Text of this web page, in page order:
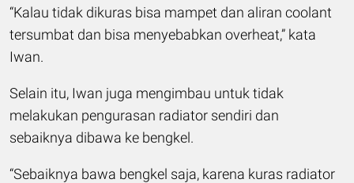
“Kalau tidak dikuras bisa mampet dan aliran coolant
tersumbat dan bisa menyebabkan overheat,” kata
Iwan.
Selain itu, Iwan juga mengimbau untuk tidak
melakukan pengurasan radiator sendiri dan
sebaiknya dibawa ke bengkel.
“Sebaiknya bawa bengkel saja, karena kuras radiator